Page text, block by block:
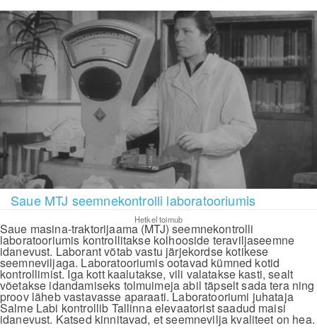
Saue MTJ seemnekontrolli laboratooriumis
Hetkel toimub
Saue masina-traktorijaama (MTJ) seemnekontrolli
laboratooriumis kontrollitakse kolhooside teraviljaseemne
idanevust. Laborant võtab vastu järjekordse kotikese
seemneviljaga. Laboratooriumis ootavad kümned kotid
kontrollimist. Iga kott kaalutakse, vili valatakse kasti, sealt
võetakse idandamiseks tolmuimeja abil täpselt sada tera ning
proov läheb vastavasse aparaati. Laboratooriumi juhataja
Salme Labi kontrollib Tallinna elevaatorist saadud maisi
idanevust. Katsed kinnitavad, et seemnevilja kvaliteet on hea.